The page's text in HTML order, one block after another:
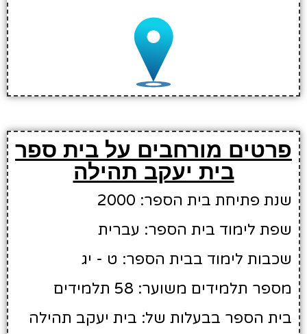
פרטים מורחבים על בית ספר
בית יעקב תהילה
שנת פתיחת בית הספר: 2000
שפת לימוד בית הספר: עברית
שכבות לימוד בבית הספר: ט - יג
מספר תלמידים משוער: 58 תלמידים
בית הספר בבעלות של: בית יעקב תהילה